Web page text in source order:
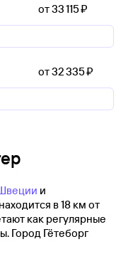
от 33 ⁠115 ⁠₽
от 32 ⁠335 ⁠₽
и
в 18 км от
как регулярные
Город Гётеборг